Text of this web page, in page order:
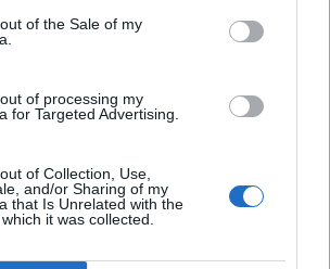
of the Sale of my
of processing my
for Targeted Advertising.
of Collection, Use,
and/or Sharing of my
that Is Unrelated with the
it was collected.
certificati di lingua;
autocertificazione attestante
e il titolo di studio se
in un ateneo estero.
Erasmus: requisiti e